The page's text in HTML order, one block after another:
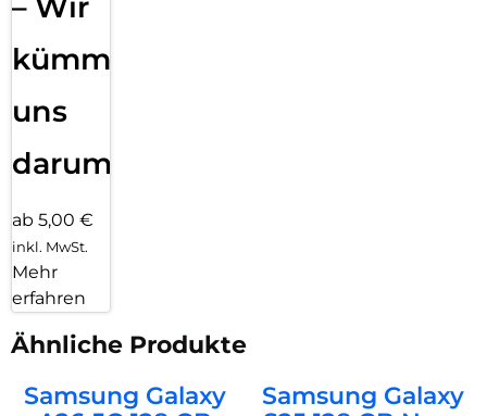
kümmern
uns
darum!
ab 5,00 €
inkl. MwSt.
Mehr
erfahren
Ähnliche Produkte
Samsung Galaxy
Samsung Galaxy